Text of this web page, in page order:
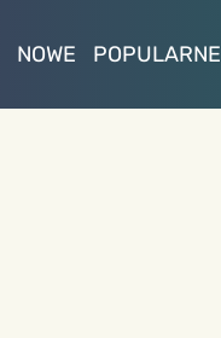
NOWE POPULARNE